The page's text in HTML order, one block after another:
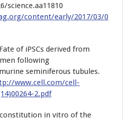
science.aa11810
content/early/2017/03/0
of iPSCs derived from
following
seminiferous tubules.
www.cell.com/cell-
2.pdf
in vitro of the